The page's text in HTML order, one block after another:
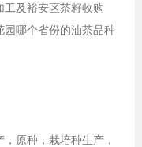
及裕安区茶籽收购
园哪个省份的油茶品种
原种，栽培种生产，